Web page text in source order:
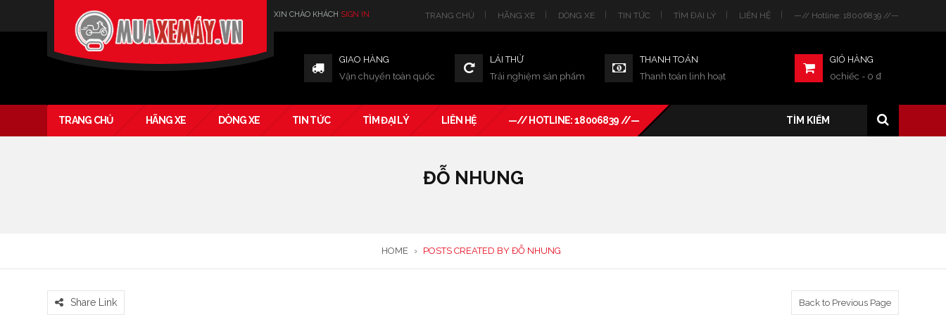
VeradoXIN CHÀO KHÁCH SIGN IN TRANG CHỦ HÃNG XE DÒNG XE TIN TỨC TÌM ĐẠI LÝ LIÊN HỆ —// Hotline: 18006839 //—
GIAO HÀNG
Vận chuyển toàn quốc
LÁI THỬ
Trải nghiệm sản phẩm
THANH TOÁN
Thanh toán linh hoạt
GIỎ HÀNG
0chiếc - 0 ₫
TRANG CHỦ HÃNG XE DÒNG XE TIN TỨC TÌM ĐẠI LÝ LIÊN HỆ —// HOTLINE: 18006839 //—
ĐỖ NHUNG
HOME › POSTS CREATED BY ĐỖ NHUNG
Share Link Back to Previous Page